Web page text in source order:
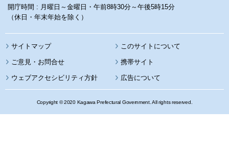
開庁時間 : 月曜日～金曜日・午前8時30分～午後5時15分
（休日・年末年始を除く）
サイトマップ このサイトについて
携帯サイト
ウェブアクセシビリティ方針 広告について
Copyright © 2020 Kagawa Prefectural Government. All rights reserved.